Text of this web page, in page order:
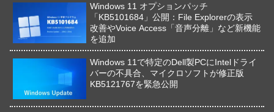
Windows 11 オプションパッチ
「KB5101684」公開：File Explorerの表示
改善やVoice Access「音声分離」など新機能
を追加
Windows 11で特定のDell製PCにIntelドライ
バーの不具合、マイクロソフトが修正版
KB5121767を緊急公開